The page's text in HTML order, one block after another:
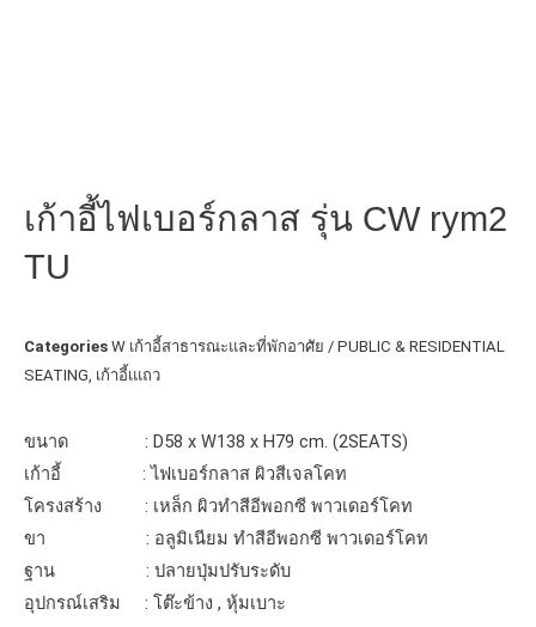
เก้าอี้ไฟเบอร์กลาส รุ่น CW rym2
TU
Categories W เก้าอี้สาธารณะและที่พักอาศัย / PUBLIC & RESIDENTIAL
SEATING เก้าอี้เแถว
ขนาด : D58 x W138 x H79 cm. (2SEATS)
เก้าอี้ : ไฟเบอร์กลาส ผิวสีเจลโคท
โครงสร้าง : เหล็ก ผิวทำสีอีพอกซี พาวเดอร์โคท
ขา : อลูมิเนียม ทำสีอีพอกซี พาวเดอร์โคท
ฐาน : ปลายปุ่มปรับระดับ
อุปกรณ์เสริม : โต๊ะข้าง , หุ้มเบาะ